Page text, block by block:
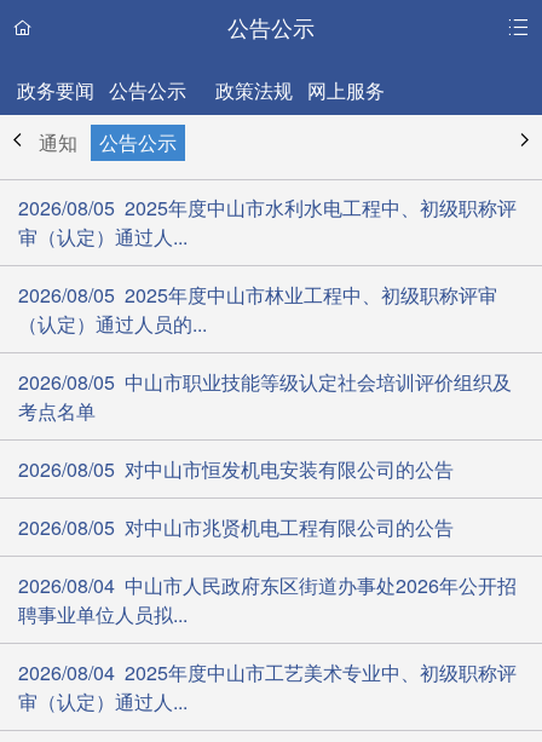
公告公示
政务要闻 公告公示 政策法规 网上服务
通知
公告公示
2026/08/05 2025年度中山市水利水电工程中、初级职称评
审（认定）通过人...
2026/08/05 2025年度中山市林业工程中、初级职称评审
（认定）通过人员的...
2026/08/05 中山市职业技能等级认定社会培训评价组织及
考点名单
2026/08/05 对中山市恒发机电安装有限公司的公告
2026/08/05 对中山市兆贤机电工程有限公司的公告
2026/08/04 中山市人民政府东区街道办事处2026年公开招
聘事业单位人员拟...
2026/08/04 2025年度中山市工艺美术专业中、初级职称评
审（认定）通过人...